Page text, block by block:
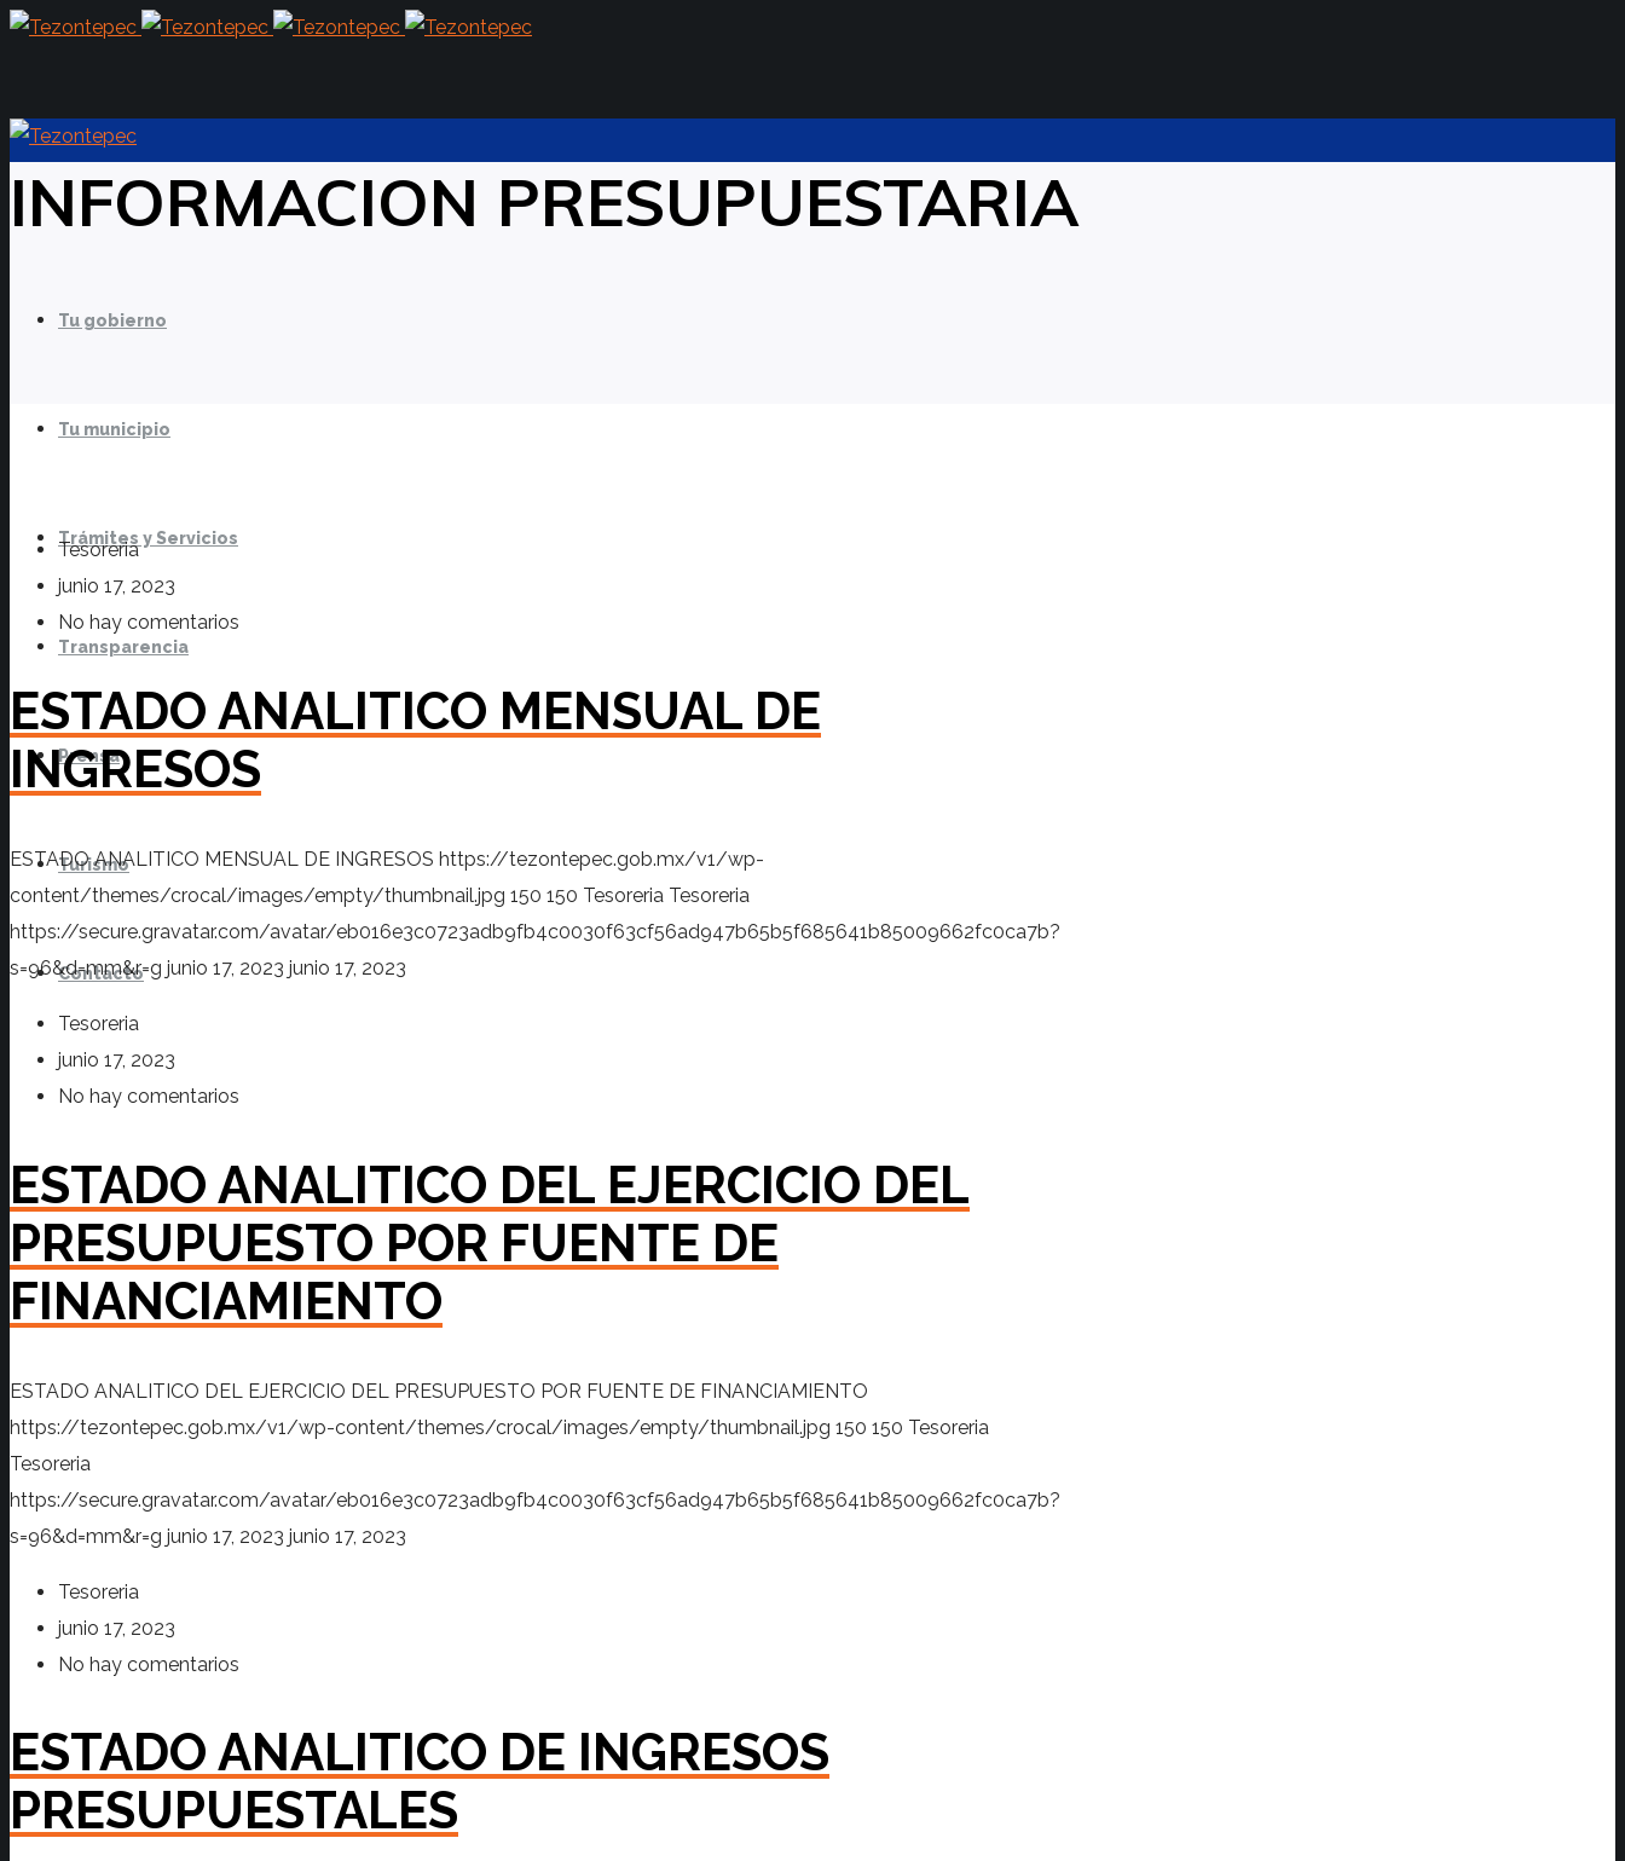
Tu gobierno
Tu municipio
Trámites y Servicios
Transparencia
Prensa
Turismo
Contacto
INFORMACION PRESUPUESTARIA
Tesoreria
junio 17, 2023
No hay comentarios
ESTADO ANALITICO MENSUAL DE
INGRESOS
ESTADO ANALITICO MENSUAL DE INGRESOS https://tezontepec.gob.mx/v1/wp-
content/themes/crocal/images/empty/thumbnail.jpg 150 150 Tesoreria Tesoreria
https://secure.gravatar.com/avatar/eb016e3c0723adb9fb4c0030f63cf56ad947b65b5f685641b85009662fc0ca7b?
s=96&d=mm&r=g junio 17, 2023 junio 17, 2023
Tesoreria
junio 17, 2023
No hay comentarios
ESTADO ANALITICO DEL EJERCICIO DEL
PRESUPUESTO POR FUENTE DE
FINANCIAMIENTO
ESTADO ANALITICO DEL EJERCICIO DEL PRESUPUESTO POR FUENTE DE FINANCIAMIENTO
https://tezontepec.gob.mx/v1/wp-content/themes/crocal/images/empty/thumbnail.jpg 150 150 Tesoreria
Tesoreria
https://secure.gravatar.com/avatar/eb016e3c0723adb9fb4c0030f63cf56ad947b65b5f685641b85009662fc0ca7b?
s=96&d=mm&r=g junio 17, 2023 junio 17, 2023
Tesoreria
junio 17, 2023
No hay comentarios
ESTADO ANALITICO DE INGRESOS
PRESUPUESTALES